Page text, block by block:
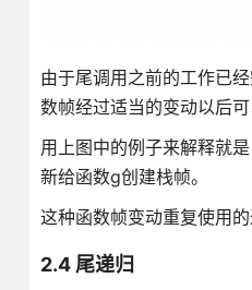
由于尾调用之前的工作已
数帧经过适当的变动以后
用上图中的例子来解释就
新给函数g创建栈帧。
这种函数帧变动重复使用
2.4 尾递归